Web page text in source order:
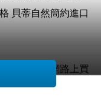
貝蒂自然簡約進口
亞麻毯 在網路上買
約進口類亞麻毯而